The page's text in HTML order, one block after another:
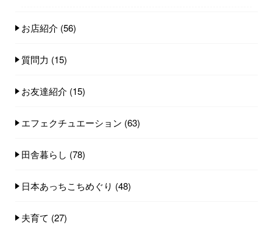
お店紹介 (56)
質問力 (15)
お友達紹介 (15)
エフェクチュエーション (63)
田舎暮らし (78)
日本あっちこちめぐり (48)
夫育て (27)